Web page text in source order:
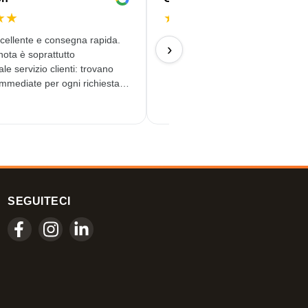
★
e consegna rapida.
è soprattutto
servizio clienti: trovano
per ogni richiesta.
automatizzate.
★
09/07/2026
›
SEGUITECI